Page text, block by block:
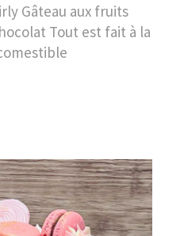
Gâteau aux fruits
Tout est fait à la